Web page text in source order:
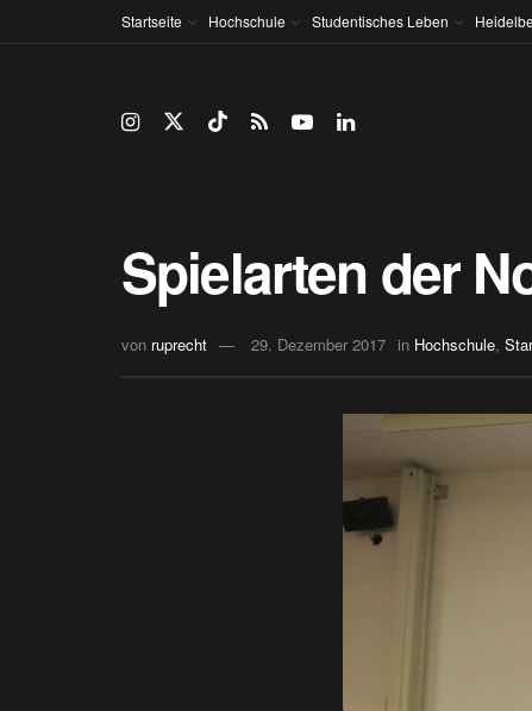
Startseite Hochschule Studentisches Leben
Spielarten der
von ruprecht 29. Dezember 2017 in Hochschule,